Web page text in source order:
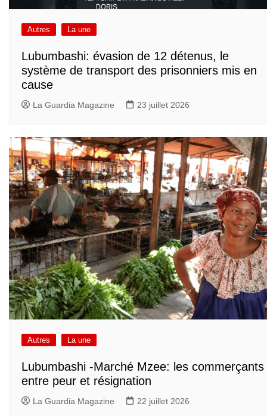
Autres La une
Lubumbashi: évasion de 12 détenus, le
système de transport des prisonniers mis en
cause
La Guardia Magazine 23 juillet 2026
Autres La une
Lubumbashi -Marché Mzee: les commerçants
entre peur et résignation
La Guardia Magazine 22 juillet 2026